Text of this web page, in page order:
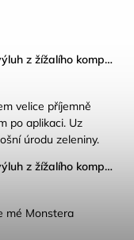
Tekuté hnojivo a biostimulant Žížalica (výluh z žížalího kompostu)
velice příjemně
po aplikaci. Uz
úrodu zeleniny.
Tekuté hnojivo a biostimulant Žížalica (výluh z žížalího kompostu)
mé Monstera